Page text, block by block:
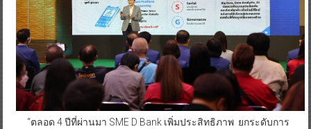
“ตลอด 4 ปีที่ผ่านมา SME D Bank เพิ่มประสิทธิภาพ ยกระดับการ